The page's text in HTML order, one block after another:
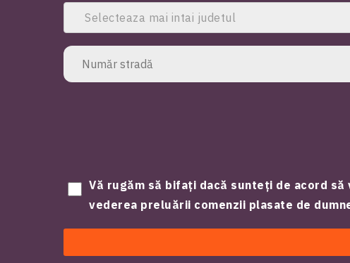
Selecteaza mai intai judetul
Vă rugăm să bifați dacă sunteți de acord să
vederea preluării comenzii plasate de